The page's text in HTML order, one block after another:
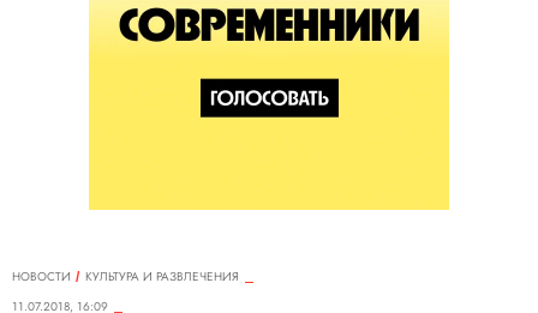
НОВОСТИ
КУЛЬТУРА И РАЗВЛЕЧЕНИЯ
11.07.2018, 16:09